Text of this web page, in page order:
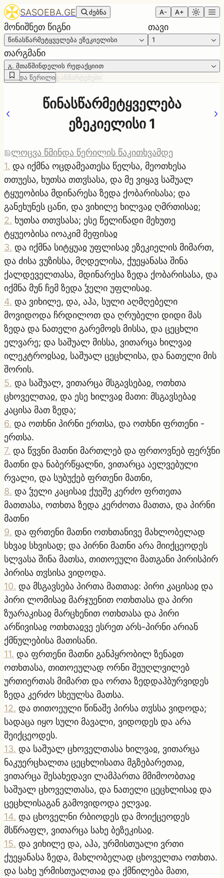
SASOEBA.GE ძებნა A- A+
მონიშნეთ წიგნი
წინასწარმეტყველება ეზეკიელისი
თავი
1
თარგმანი
გ. მთაწმინდელის რედაქციით
წმინდა წერილი განმარტებები
წინასწარმეტყველება
ეზეკიელისი 1
ლოცვა წმინდა წერილის წაკითხვამდე
1. და იქმნა ოცდამეათესა წელსა, მეოთხესა
თთუესა, ხუთსა თთჳსასა, და მე ვიყავ საშუალ
ტყუეობისა მდინარესა ზედა ქობარისასა; და
განეხუნეს ცანი, და ვიხილე ხილვაჲ ღმრთისაჲ;
2. ხუთსა თთჳსასა; ესე წელიწადი მეხუთე
ტყუეობისა იოაკიმ მეფისაჲ
3. და იქმნა სიტყუაჲ უფლისაჲ ეზეკიელის მიმართ,
და ძისა ვუზისსა, მღდელისა, ქუეყანასა შინა
ქალდეველთასა, მდინარესა ზედა ქობარისასა, და
იქმნა მუნ ჩემ ზედა ჴელი უფლისაჲ.
4. და ვიხილე, და, აჰა, სული აღმღებელი
მოვიდოდა ჩრდილოთ და ღრუბელი დიდი მას
ზედა და ნათელი გარემოჲს მისსა, და ცეცხლი
ელვარე; და საშუალ მისსა, ვითარცა ხილვაჲ
ილეკტროჲსაჲ, საშუალ ცეცხლისა, და ნათელი მის
შორის.
5. და საშუალ, ვითარცა მსგავსებაჲ, ოთხთა
ცხოველთაჲ, და ესე ხილვაჲ მათი: მსგავსებაჲ
კაცისა მათ ზედა;
6. და ოთხნი პირნი ერთსა, და ოთხნი ფრთენი -
ერთსა.
7. და წჳვნი მათნი მართლებ და ფრთოვნებ ფერჴნი
მათნი და ნაბერწყალნი, ვითარცა აელვებული
რვალი, და სუბუქებ ფრთენი მათნი,
8. და ჴელი კაცისაჲ ქუეშე კერძო ფრთეთა
მათთასა, ოთხთა ზედა კერძოთა მათთა, და პირნი
მათნი
9. და ფრთენი მათნი ოთხთანივე მახლობელად
სხვაჲ სხვისად; და პირნი მათნი არა მიიქცეოდეს
სლვასა შინა მათსა, თითოეული მათგანი პირისპირ
პირისა თჳსისა ვიდოდა.
10. და მსგავსება პირთა მათთაჲ: პირი კაცისაჲ და
პირი ლომისაჲ მარჯუენით ოთხთასა და პირი
ზუარაკისაჲ მარცხენით ოთხთასა და პირი
არწივისაჲ ოთხთაჲვე ესრეთ არს-პირნი არიან
ქმნულებისა მათისანი.
11. და ფრთენი მათნი განპყრობილ ზენაჲთ
ოთხთასა, თითოეულად ორნი შეუღლვილებ
ურთიერთას მიმართ და ორთა ზედდაჰბურვიდეს
ზედა კერძო სხეულსა მათსა.
12. და თითოეული წინაშე პირსა თჳსსა ვიდოდა;
სადაცა იყო სული მავალი, ვიდოდეს და არა
შეიქცეოდეს.
13. და საშუალ ცხოველთასა ხილვაჲ, ვითარცა
ნაკუერცხალთა ცეცხლისათა მგზებარეთაჲ,
ვითარცა შესახედავი ლამპართა მმიმოობთაჲ
საშუალ ცხოველთასა, და ნათელი ცეცხლისაჲ და
ცეცხლისაგან გამოვიდოდა ელვაჲ.
14. და ცხოველნი რბიოდეს და მოიქცეოდეს
მსწრაფლ, ვითარცა სახე ბეზეკისაჲ.
15. და ვიხილე და, აჰა, ურმისთუალი ვრთი
ქუეყანასა ზედა, მახლობელად ცხოველთა ოთხთა.
და სახე ურმისთუალთაჲ და ქმნილება მათი,